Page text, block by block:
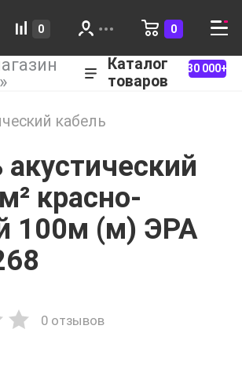
0 0
Каталог
товаров
30 000+
кабель
акустический
красно-
100м (м) ЭРА
0 отзывов